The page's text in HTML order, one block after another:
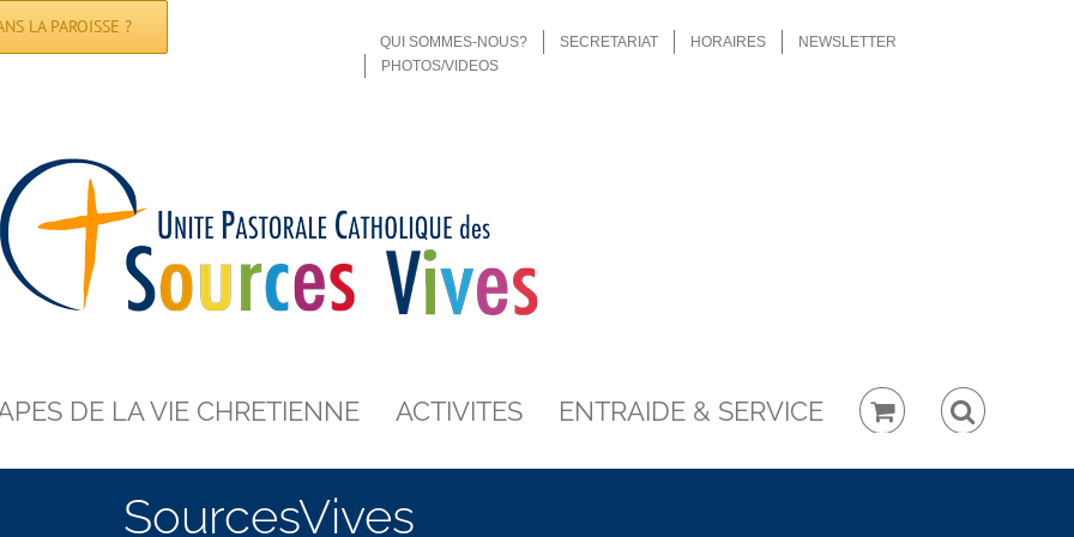
LA PAROISSE ?
QUI SOMMES-NOUS? SECRETARIAT HORAIRES
NEWSLETTER
PHOTOS/VIDEOS
DE LA VIE CHRETIENNE ACTIVITES ENTRAIDE & SERVICE
SourcesVives